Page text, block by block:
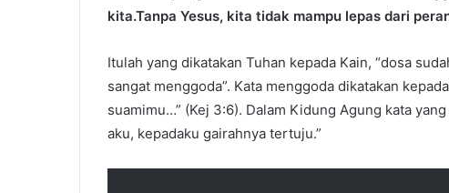
kita.Tanpa Yesus, kita tidak mampu lepas dari
Itulah yang dikatakan Tuhan kepada Kain, “dosa
sangat menggoda”. Kata menggoda dikatakan
suamimu…” (Kej 3:6). Dalam Kidung Agung kata
aku, kepadaku gairahnya tertuju.”